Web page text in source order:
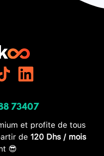
73407
et profite de tous
de 120 Dhs / mois
😎